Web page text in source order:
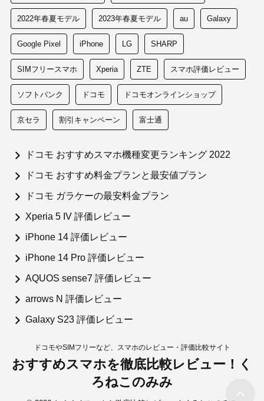
2022年春夏モデル 2023年春夏モデル au Galaxy
Google Pixel iPhone LG SHARP
SIMフリースマホ Xperia ZTE スマホ評価レビュー
ソフトバンク ドコモ ドコモオンラインショップ
京セラ 割引キャンペーン 富士通
ドコモ おすすめスマホ機種変更ランキング 2022
ドコモ おすすめ料金プランと最安値プラン
ドコモ ガラケーの最安料金プラン
Xperia 5 IV 評価レビュー
iPhone 14 評価レビュー
iPhone 14 Pro 評価レビュー
AQUOS sense7 評価レビュー
arrows N 評価レビュー
Galaxy S23 評価レビュー
ドコモやSIMフリーなど、スマホのレビュー・評価比較サイト
おすすめスマホを徹底比較レビュー！く
ろねこのみみ